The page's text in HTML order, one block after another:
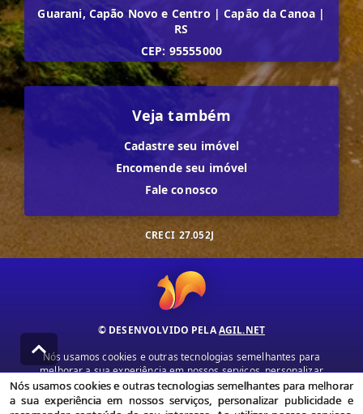
Guarani, Capão Novo e Centro | Capão da Canoa |
RS
CEP: 95555000
Veja também
Cadastre seu imóvel
Encomende seu imóvel
Fale conosco
CRECI 27.052J
© DESENVOLVIDO PELAAGIL.NET
Nós usamos cookies e outras tecnologias semelhantes para
melhorar a sua experiência em nossos serviços, personalizar
publicidade e recomendar conteúdo de seu interesse. Ao utilizar
nossos serviços, você concorda com nossa política de privacidade e
Nós usamos cookies e outras tecnologias semelhantes para melhorar
a sua experiência em nossos serviços, personalizar publicidade e